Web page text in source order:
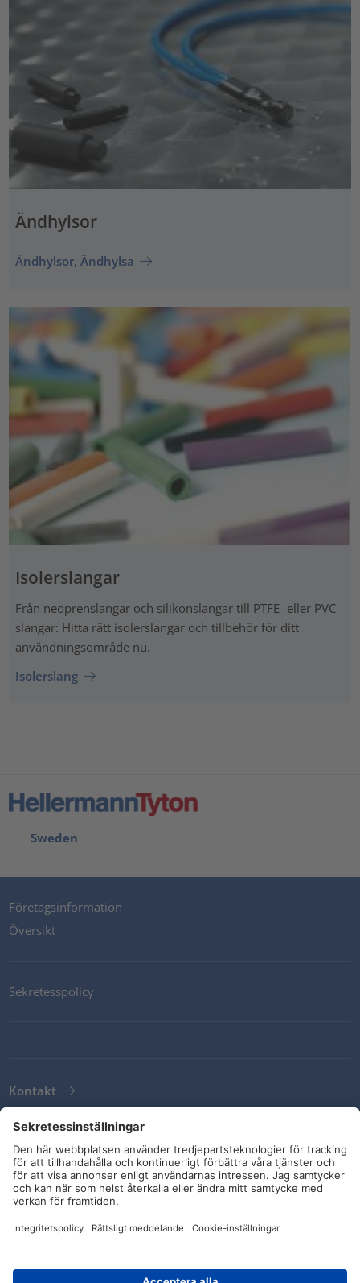
Ändhylsor
Ändhylsor, Ändhylsa
Isolerslangar
Från neoprenslangar och silikonslangar till PTFE- eller PVC-
slangar: Hitta rätt isolerslangar och tillbehör för ditt
användningsområde nu.
Isolerslang
Sweden
Företagsinformation
Översikt
Sekretesspolicy
Kontakt
Leveransvillkor
Riktlinjer och åtaganden
Sociala medier